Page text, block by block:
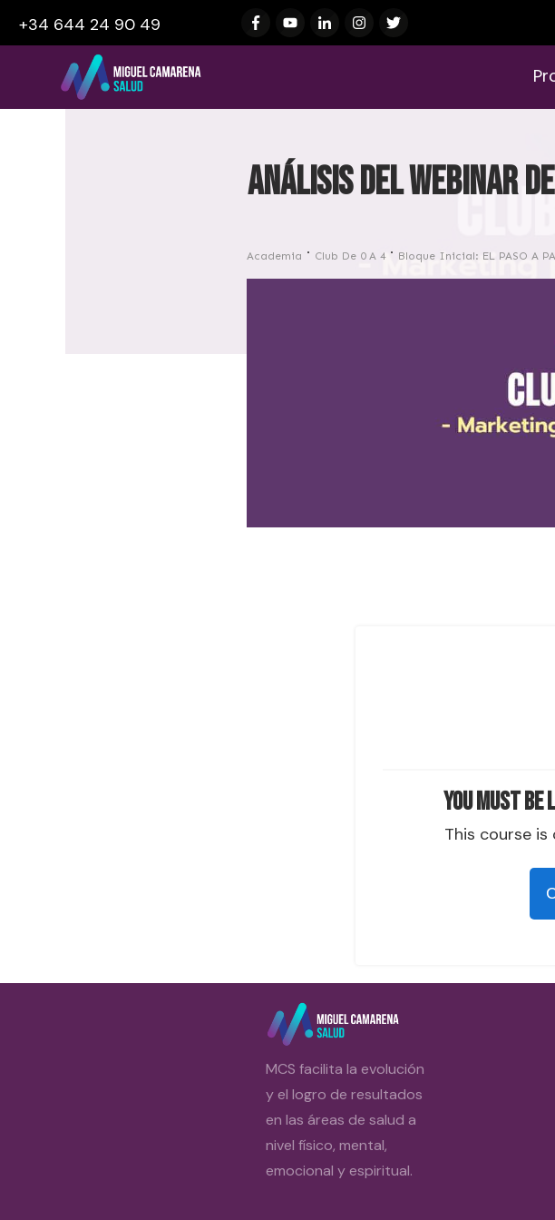
+34 644 24 90 49
Análisis del webinar de
Academia Club De 0 A 4 Bloque Inicial: EL PASO A
You must
This course
MCS facilita la evolución
y el logro de resultados
en las áreas de salud a
nivel físico, mental,
emocional y espiritual.